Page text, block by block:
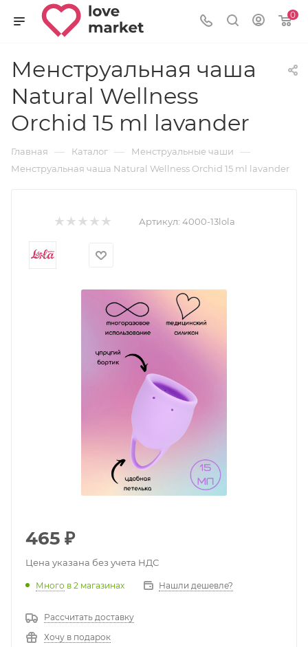
0
Менструальная чаша
Natural Wellness
Orchid 15 ml lavander
Главная — Каталог — Менструальные чаши —
Менструальная чаша Natural Wellness Orchid 15 ml lavander
Артикул: 4000-13lola
465 ₽
Цена указана без учета НДС
Много в 2 магазинах Нашли дешевле?
Рассчитать доставку
Хочу в подарок